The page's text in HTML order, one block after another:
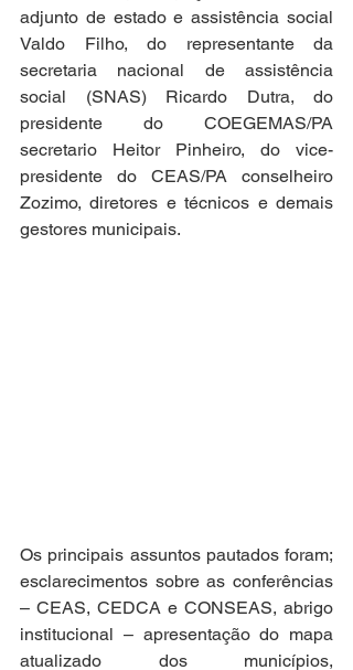
adjunto de estado e assistência social
Valdo Filho, do representante da
secretaria nacional de assistência
social (SNAS) Ricardo Dutra, do
presidente do COEGEMAS/PA
secretario Heitor Pinheiro, do vice-
presidente do CEAS/PA conselheiro
Zozimo, diretores e técnicos e demais
gestores municipais.
Os principais assuntos pautados foram;
esclarecimentos sobre as conferências
– CEAS, CEDCA e CONSEAS, abrigo
institucional – apresentação do mapa
atualizado dos municípios,